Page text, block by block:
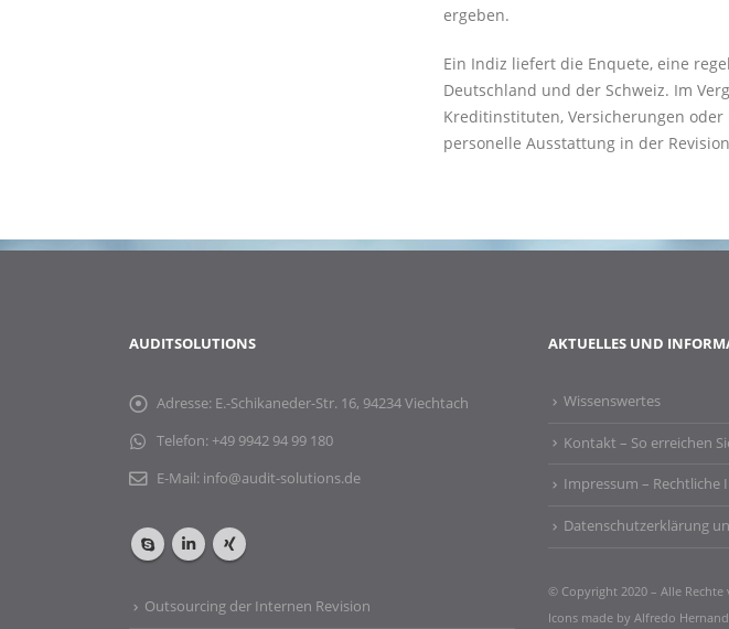
ergeben.
Ein Indiz liefert die Enquete, eine
Deutschland und der Schweiz. Im
Kreditinstituten, Versicherungen
personelle Ausstattung in der
AUDITSOLUTIONS
Adresse: E.-Schikaneder-Str. 16, 94234 Viechtach
Telefon: +49 9942 94 99 180
E-Mail: info@audit-solutions.de
Outsourcing der Internen Revision
AKTUELLES UND
Wissenswertes
Kontakt – So erreichen
Impressum – Rechtliche
Datenschutzerklärung
© Copyright 2020 – Alle Rechte
Icons made by Alfredo